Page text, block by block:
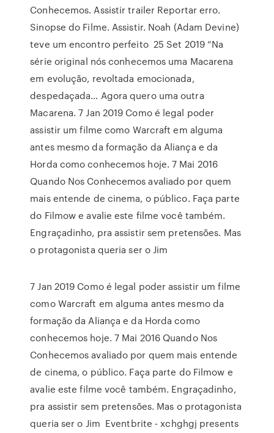
Conhecemos. Assistir trailer Reportar erro.
Sinopse do Filme. Assistir. Noah (Adam Devine)
teve um encontro perfeito 25 Set 2019 “Na
série original nós conhecemos uma Macarena
em evolução, revoltada emocionada,
despedaçada… Agora quero uma outra
Macarena. 7 Jan 2019 Como é legal poder
assistir um filme como Warcraft em alguma
antes mesmo da formação da Aliança e da
Horda como conhecemos hoje. 7 Mai 2016
Quando Nos Conhecemos avaliado por quem
mais entende de cinema, o público. Faça parte
do Filmow e avalie este filme você também.
Engraçadinho, pra assistir sem pretensões. Mas
o protagonista queria ser o Jim
7 Jan 2019 Como é legal poder assistir um filme
como Warcraft em alguma antes mesmo da
formação da Aliança e da Horda como
conhecemos hoje. 7 Mai 2016 Quando Nos
Conhecemos avaliado por quem mais entende
de cinema, o público. Faça parte do Filmow e
avalie este filme você também. Engraçadinho,
pra assistir sem pretensões. Mas o protagonista
queria ser o Jim Eventbrite - xchghgj presents